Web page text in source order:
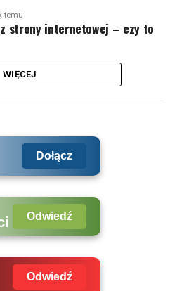
temu
strony internetowej – czy to
WIĘCEJ
Dołącz
Odwiedź
Odwiedź